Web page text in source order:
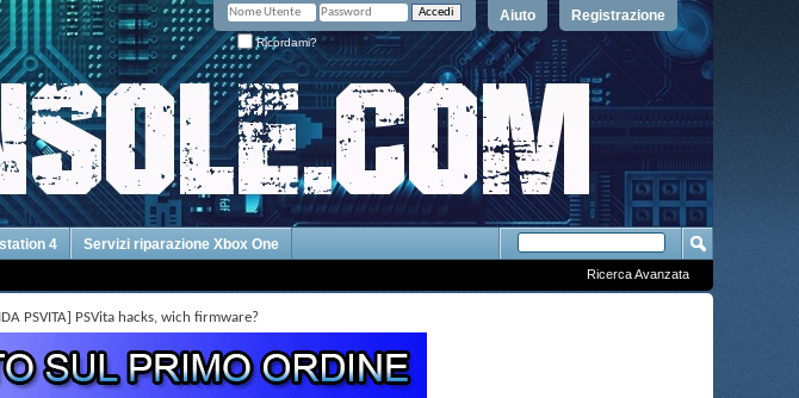
Registrazione
Aiuto
Ricordami?
4 Servizi riparazione Xbox One
Ricerca Avanzata
PSVITA] PSVita hacks, wich firmware?